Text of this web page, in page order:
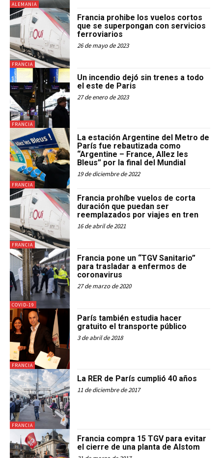
ALEMANIA
FRANCIA
Francia prohibe los vuelos cortos
que se superpongan con servicios
ferroviarios
26 de mayo de 2023
FRANCIA
Un incendio dejó sin trenes a todo
el este de Paris
27 de enero de 2023
FRANCIA
La estación Argentine del Metro de
París fue rebautizada como
“Argentine – France, Allez les
Bleus” por la final del Mundial
19 de diciembre de 2022
FRANCIA
Francia prohíbe vuelos de corta
duración que puedan ser
reemplazados por viajes en tren
16 de abril de 2021
COVID-19
Francia pone un “TGV Sanitario”
para trasladar a enfermos de
coronavirus
27 de marzo de 2020
FRANCIA
París también estudia hacer
gratuito el transporte público
3 de abril de 2018
FRANCIA
La RER de París cumplió 40 años
11 de diciembre de 2017
Francia compra 15 TGV para evitar
el cierre de una planta de Alstom